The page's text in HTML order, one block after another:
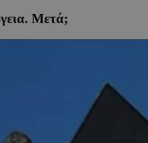
Μετά;